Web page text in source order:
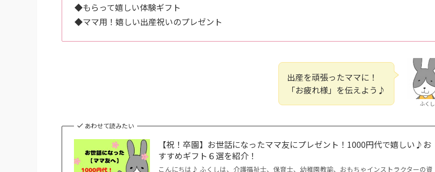
◆もらって嬉しい体験ギフト
◆ママ用！嬉しい出産祝いのプレゼント
ふくし
出産を頑張ったママに！
「お疲れ様」を伝えよう♪
あわせて読みたい
【祝！卒園】お世話になったママ友にプレゼント！1000円代で嬉しい♪お
すすめギフト６選を紹介！
こんにちは♪ ふくしは、介護福祉士、保育士、幼稚園教諭、おもちゃインストラクターの資